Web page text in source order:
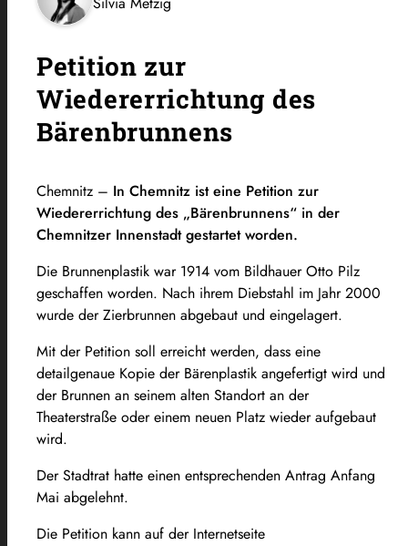
Petition zur
Wiedererrichtung des
Bärenbrunnens
Chemnitz – In Chemnitz ist eine Petition zur
Wiedererrichtung des „Bärenbrunnens“ in der
Chemnitzer Innenstadt gestartet worden.
Die Brunnenplastik war 1914 vom Bildhauer Otto Pilz
geschaffen worden. Nach ihrem Diebstahl im Jahr 2000
wurde der Zierbrunnen abgebaut und eingelagert.
Mit der Petition soll erreicht werden, dass eine
detailgenaue Kopie der Bärenplastik angefertigt wird und
der Brunnen an seinem alten Standort an der
Theaterstraße oder einem neuen Platz wieder aufgebaut
wird.
Der Stadtrat hatte einen entsprechenden Antrag Anfang
Mai abgelehnt.
Die Petition kann auf der Internetseite